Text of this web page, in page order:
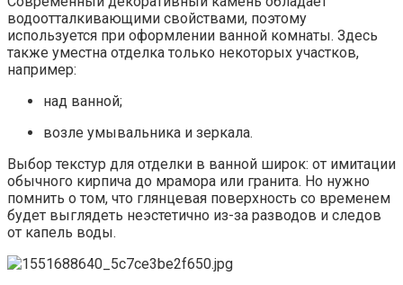
водоотталкивающими свойствами, поэтому
используется при оформлении ванной комнаты. Здесь
также уместна отделка только некоторых участков,
например:
над ванной;
возле умывальника и зеркала.
Выбор текстур для отделки в ванной широк: от имитации
обычного кирпича до мрамора или гранита. Но нужно
помнить о том, что глянцевая поверхность со временем
будет выглядеть неэстетично из-за разводов и следов
от капель воды.